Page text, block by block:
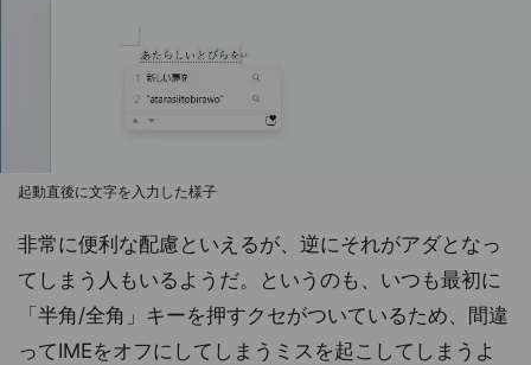
起動直後に文字を入力した様子
非常に便利な配慮といえるが、逆にそれがアダとなっ
てしまう人もいるようだ。というのも、いつも最初に
「半角/全角」キーを押すクセがついているため、間違
ってIMEをオフにしてしまうミスを起こしてしまうよ